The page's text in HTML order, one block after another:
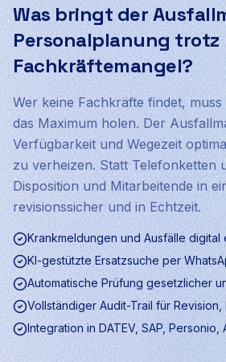
Was bringt der
Personalplanung trotz
Fachkräftemangel?
Wer keine Fachkräfte findet, muss
das Maximum holen. Der
Verfügbarkeit und Wegezeit
zu verheizen. Statt Telefonketten
Disposition und Mitarbeitende in
revisionssicher und in Echtzeit.
Krankmeldungen und Ausfälle digital
KI-gestützte Ersatzsuche per
Automatische Prüfung gesetzlicher
Vollständiger Audit-Trail für
Integration in DATEV, SAP, Personio,